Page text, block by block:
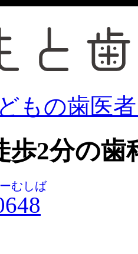
もの歯医
歩2分の歯
むしば